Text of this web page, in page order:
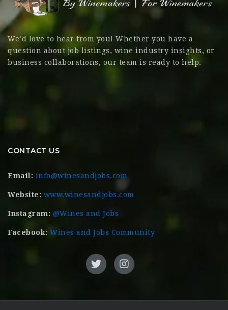
We’d love to hear from you! Whether you have a
question about job listings, wine industry insights, or
business collaborations, our team is ready to help.
CONTACT US
Email: info@winesandjobs.com
Website: www.winesandjobs.com
Instagram: @Wines and Jobs
Facebook: Wines and Jobs Community